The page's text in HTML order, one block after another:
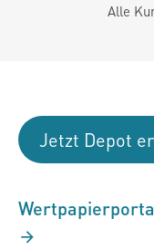
Alle
Jetzt Depot